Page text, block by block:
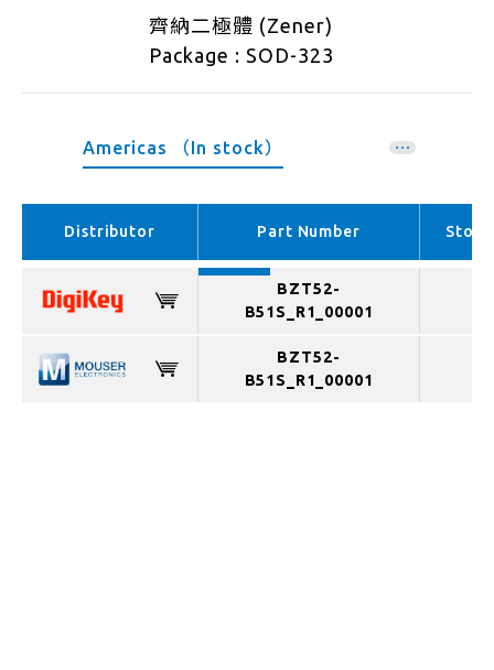
齊納二極體 (Zener)
Package : SOD-323
Americas （In stock）
APAC （In stock）
Distributor Part Number Stock
BZT52-
B51S_R1_00001
BZT52-
B51S_R1_00001